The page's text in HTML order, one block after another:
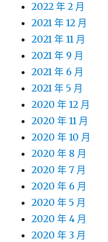
2022 年 2 月
2021 年 12 月
2021 年 11 月
2021 年 9 月
2021 年 6 月
2021 年 5 月
2020 年 12 月
2020 年 11 月
2020 年 10 月
2020 年 8 月
2020 年 7 月
2020 年 6 月
2020 年 5 月
2020 年 4 月
2020 年 3 月